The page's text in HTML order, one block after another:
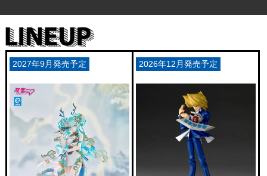
2027年9月発売予定 2026年12月発売予定